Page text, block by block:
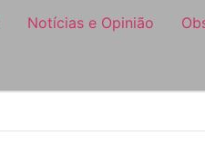
Notícias e Opinião